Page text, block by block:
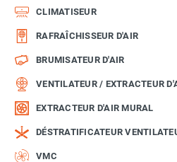
CLIMATISEUR
RAFRAÎCHISSEUR D'AIR
BRUMISATEUR D'AIR
VENTILATEUR / EXTRACTEUR
EXTRACTEUR D'AIR MURAL
DÉSTRATIFICATEUR
VMC